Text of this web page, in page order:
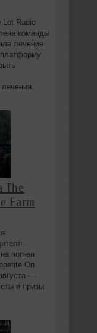
Lot Radio
команды
лечение
платформу
The
Farm
поп‑ап
On
—
и призы